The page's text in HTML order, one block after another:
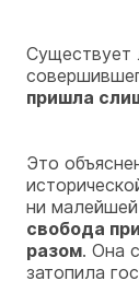
Существует
пришла
Это
ни малейшей
свобода
разом. Она
затопила